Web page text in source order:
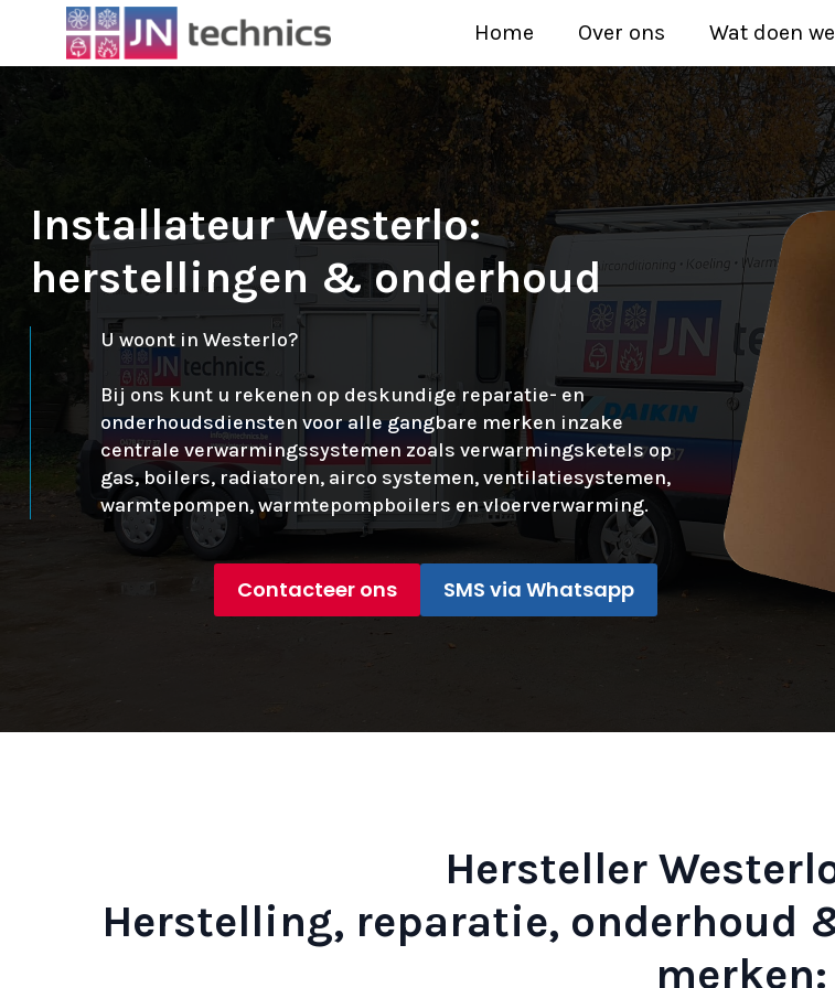
Home Over ons Wat doen we
Installateur Westerlo:
herstellingen & onderhoud
U woont in Westerlo?
Bij ons kunt u rekenen op deskundige reparatie- en
onderhoudsdiensten voor alle gangbare merken inzake
centrale verwarmingssystemen zoals verwarmingsketels op
gas, boilers, radiatoren, airco systemen, ventilatiesystemen,
warmtepompen, warmtepompboilers en vloerverwarming.
Contacteer ons SMS via Whatsapp
Hersteller
Herstelling, reparatie, onderhoud
merken: